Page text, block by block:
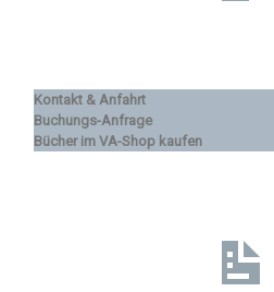
Kontakt & Anfahrt
Buchungs-Anfrage
Bücher im VA-Shop kaufen